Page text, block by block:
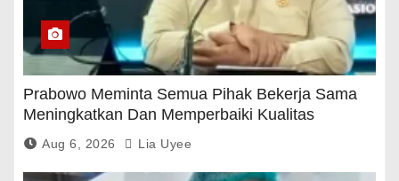
Prabowo Meminta Semua Pihak Bekerja Sama
Meningkatkan Dan Memperbaiki Kualitas
Pendidikan
Aug 6, 2026 Lia Uyee